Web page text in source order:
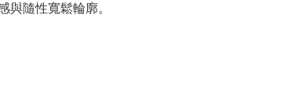
與隨性寬鬆輪廓。